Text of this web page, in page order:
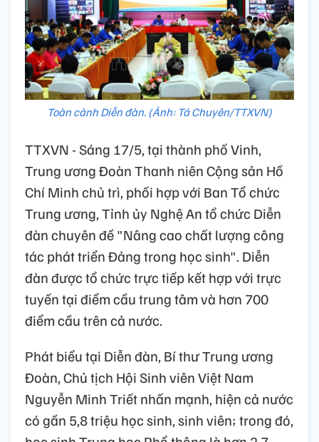
Toàn cảnh Diễn đàn. (Ảnh: Tá Chuyên/TTXVN)
TTXVN - Sáng 17/5, tại thành phố Vinh,
Trung ương Đoàn Thanh niên Cộng sản Hồ
Chí Minh chủ trì, phối hợp với Ban Tổ chức
Trung ương, Tỉnh ủy Nghệ An tổ chức Diễn
đàn chuyên đề "Nâng cao chất lượng công
tác phát triển Đảng trong học sinh". Diễn
đàn được tổ chức trực tiếp kết hợp với trực
tuyến tại điểm cầu trung tâm và hơn 700
điểm cầu trên cả nước.
Phát biểu tại Diễn đàn, Bí thư Trung ương
Đoàn, Chủ tịch Hội Sinh viên Việt Nam
Nguyễn Minh Triết nhấn mạnh, hiện cả nước
có gần 5,8 triệu học sinh, sinh viên; trong đó,